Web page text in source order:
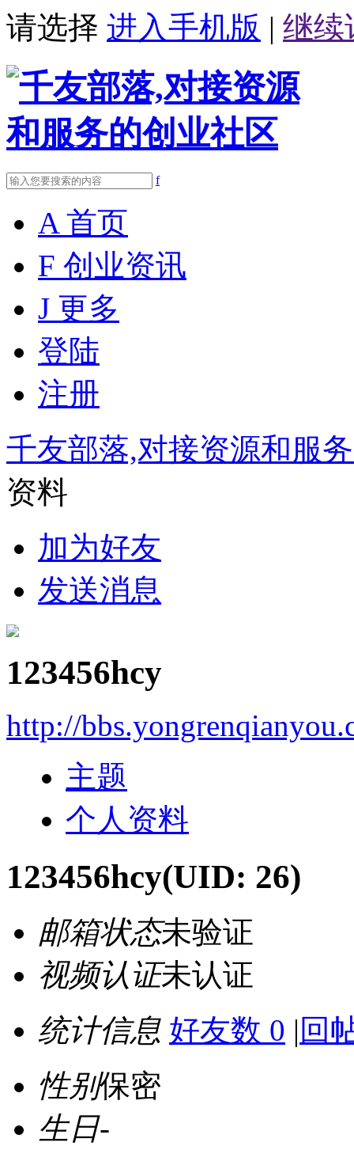
请选择 进入手机版 | 继续
f
A 首页
F 创业资讯
J 更多
登陆
注册
千友部落,对接资源和服
资料
加为好友
发送消息
123456hcy
http://
主题
个人资料
123456hcy(UID: 26)
邮箱状态未验证
视频认证未认证
统计信息 好友数 0 | 回
性别保密
生日-